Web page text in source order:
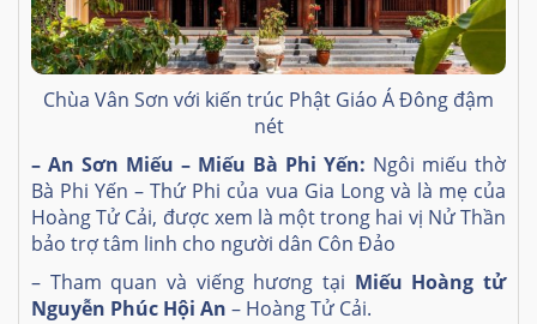
Chùa Vân Sơn với kiến trúc Phật Giáo Á Đông đậm
nét
– An Sơn Miếu – Miếu Bà Phi Yến: Ngôi miếu thờ
Bà Phi Yến – Thứ Phi của vua Gia Long và là mẹ của
Hoàng Tử Cải, được xem là một trong hai vị Nử Thần
bảo trợ tâm linh cho người dân Côn Đảo
– Tham quan và viếng hương tại Miếu Hoàng tử
Nguyễn Phúc Hội An – Hoàng Tử Cải.